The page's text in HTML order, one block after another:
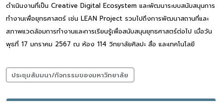
ดำเนินงานที่เป็น Creative Digital Ecosystem และพัฒนาระบบสนับสนุนการ
ทำงานเพื่อยุทธศาสตร์ เช่น LEAN Project รวมไปถึงการพัฒนาสถานที่และ
สภาพแวดล้อมการทำงานและการเรียนรู้เพื่อสนับสนุนยุทธศาสตร์ต่อไป เมื่อวัน
พุธที่ 17 มกราคม 2567 ณ ห้อง 114 วิทยาลัยศิลปะ สื่อ และเทคโนโลยี
ประชุมสัมมนา/กิจกรรมของมหาวิทยาลัย